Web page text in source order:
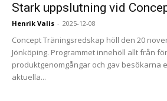
Stark uppslutning vid
Henrik Valis - 2025-12-08
Concept Träningsredskap höll den 20
Jönköping. Programmet innehöll allt från
produktgenomgångar och gav besökarna
aktuella...